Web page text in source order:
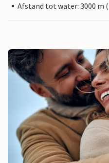
Afstand tot water: 3000 m